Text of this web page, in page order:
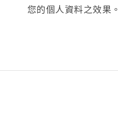
您的個人資料之效果。